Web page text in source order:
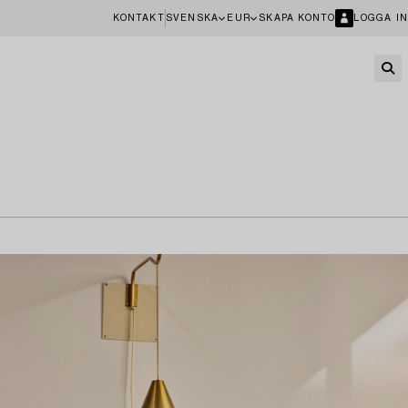
KONTAKT SVENSKA EUR SKAPA KONTO LOGGA IN